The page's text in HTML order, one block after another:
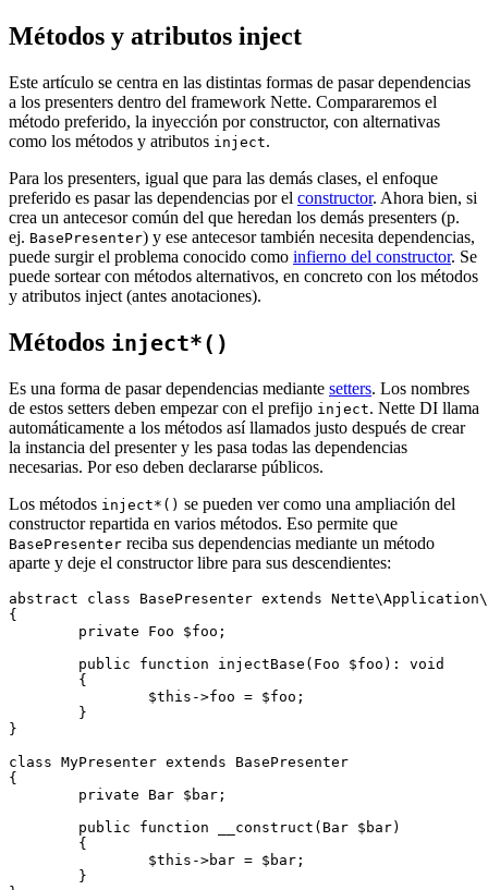
Métodos y atributos inject
Este artículo se centra en las distintas formas de pasar dependencias
a los presenters dentro del framework Nette. Compararemos el
método preferido, la inyección por constructor, con alternativas
como los métodos y atributos inject.
Para los presenters, igual que para las demás clases, el enfoque
preferido es pasar las dependencias por el constructor. Ahora bien, si
crea un antecesor común del que heredan los demás presenters (p.
ej. BasePresenter) y ese antecesor también necesita dependencias,
puede surgir el problema conocido como infierno del constructor. Se
puede sortear con métodos alternativos, en concreto con los métodos
y atributos inject (antes anotaciones).
Métodos inject*()
Es una forma de pasar dependencias mediante setters. Los nombres
de estos setters deben empezar con el prefijo inject. Nette DI llama
automáticamente a los métodos así llamados justo después de crear
la instancia del presenter y les pasa todas las dependencias
necesarias. Por eso deben declararse públicos.
Los métodos inject*() se pueden ver como una ampliación del
constructor repartida en varios métodos. Eso permite que
BasePresenter reciba sus dependencias mediante un método
aparte y deje el constructor libre para sus descendientes:
abstract class BasePresenter extends
{
}
class MyPresenter extends BasePresenter
{